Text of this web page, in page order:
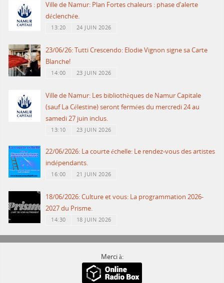
Ville de Namur: Plan Fortes chaleurs : phase d’alerte
déclenchée.
13:20 24 JUIN 2026
23/06/26: Tutti Crescendo: Elodie Vignon signe sa Carte
Blanche!
14:00 23 JUIN 2026
Ville de Namur: Les bibliothèques de Namur Capitale
(sauf La Célestine) seront fermées du mercredi 24 au
samedi 27 juin inclus.
13:10 23 JUIN 2026
22/06/2026: La courte échelle: Le rendez-vous des artistes
indépendants.
16:00 21 JUIN 2026
18/06/2026: Culture et vous: La programmation 2026-
2027 du Prisme.
14:30 18 JUIN 2026
Merci à: